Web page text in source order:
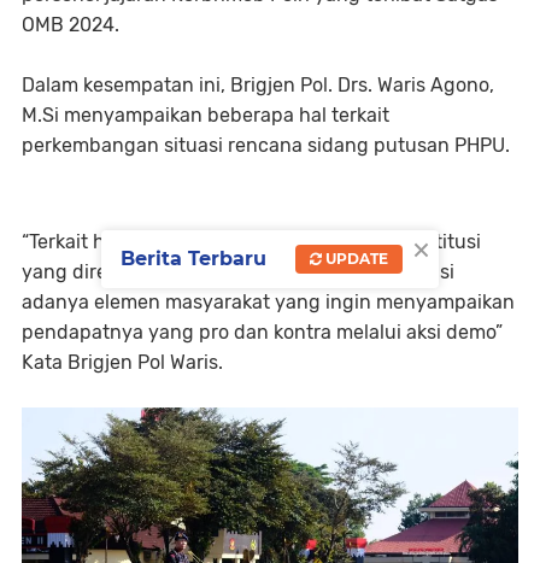
OMB 2024.
Dalam kesempatan ini, Brigjen Pol. Drs. Waris Agono,
M.Si menyampaikan beberapa hal terkait
perkembangan situasi rencana sidang putusan PHPU.
“Terkait hasil putusan sidang Mahkamah Konstitusi
yang direncanakan 22 April 2024, kita antisipasi
adanya elemen masyarakat yang ingin menyampaikan
pendapatnya yang pro dan kontra melalui aksi demo”
Kata Brigjen Pol Waris.
×
Berita Terbaru UPDATE